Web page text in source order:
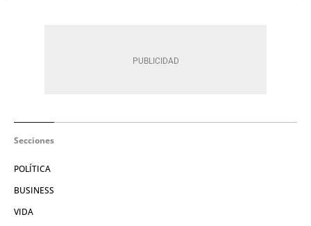
Secciones
POLÍTICA
BUSINESS
VIDA